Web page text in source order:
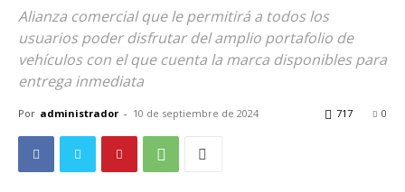
Alianza comercial que le permitirá a todos los
usuarios poder disfrutar del amplio portafolio de
vehículos con el que cuenta la marca disponibles para
entrega inmediata
Por administrador - 10 de septiembre de 2024 0
717